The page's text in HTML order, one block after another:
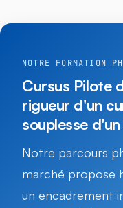
NOTRE FORMATION
Cursus Pilote
rigueur d'un
souplesse
Notre parcours
marché propose
un encadrement